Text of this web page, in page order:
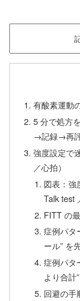
有酸素運動
5 分で処方
→記録→再評
強度設定で
／心拍）
図表：強
Talk test
FITT の
症例パ
ール” を
症例パ
より合計
回避の手